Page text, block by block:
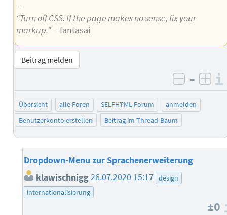
--
“Turn off CSS. If the page makes no sense, fix your
markup.”—fantasai
Beitrag melden
negativ
–
Übersicht alle Foren SELFHTML-Forum
anmelden
Benutzerkonto erstellen
Beitrag im Thread-Baum
Dropdown-Menu zur Sprachenerweiterung
klawischnigg26.07.2020 15:17 design
internationalisierung
±0